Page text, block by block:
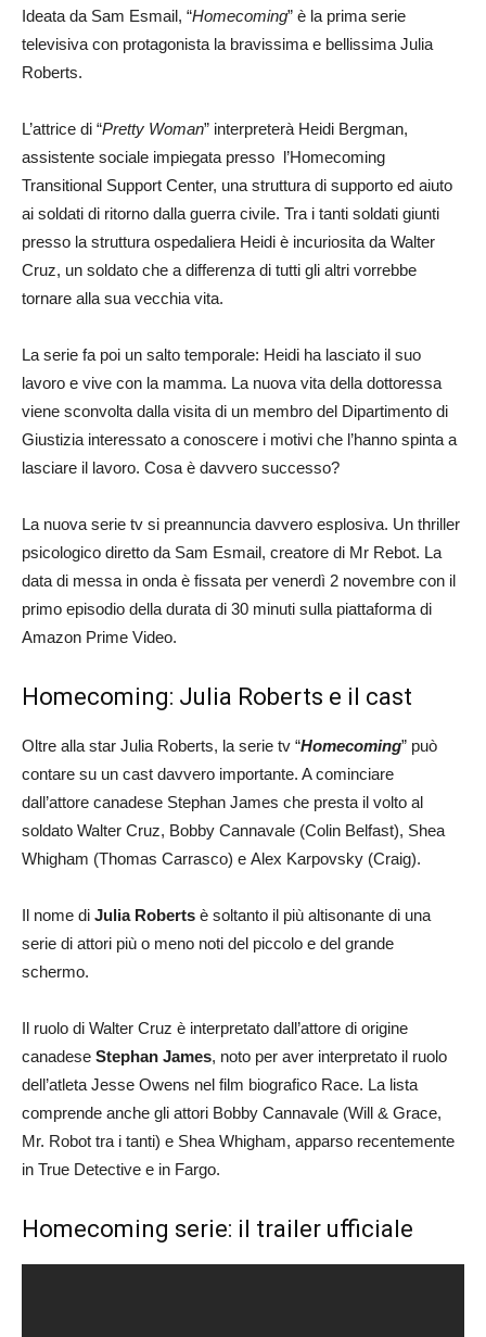
Ideata da Sam Esmail, “Homecoming” è la prima serie
televisiva con protagonista la bravissima e bellissima Julia
Roberts.
L’attrice di “Pretty Woman” interpreterà Heidi Bergman,
assistente sociale impiegata presso l’Homecoming
Transitional Support Center, una struttura di supporto ed aiuto
ai soldati di ritorno dalla guerra civile. Tra i tanti soldati giunti
presso la struttura ospedaliera Heidi è incuriosita da Walter
Cruz, un soldato che a differenza di tutti gli altri vorrebbe
tornare alla sua vecchia vita.
La serie fa poi un salto temporale: Heidi ha lasciato il suo
lavoro e vive con la mamma. La nuova vita della dottoressa
viene sconvolta dalla visita di un membro del Dipartimento di
Giustizia interessato a conoscere i motivi che l’hanno spinta a
lasciare il lavoro. Cosa è davvero successo?
La nuova serie tv si preannuncia davvero esplosiva. Un thriller
psicologico diretto da Sam Esmail, creatore di Mr Rebot. La
data di messa in onda è fissata per venerdì 2 novembre con il
primo episodio della durata di 30 minuti sulla piattaforma di
Amazon Prime Video.
Homecoming: Julia Roberts e il cast
Oltre alla star Julia Roberts, la serie tv “Homecoming” può
contare su un cast davvero importante. A cominciare
dall’attore canadese Stephan James che presta il volto al
soldato Walter Cruz, Bobby Cannavale (Colin Belfast), Shea
Whigham (Thomas Carrasco) e Alex Karpovsky (Craig).
Il nome di Julia Roberts è soltanto il più altisonante di una
serie di attori più o meno noti del piccolo e del grande
schermo.
Il ruolo di Walter Cruz è interpretato dall’attore di origine
canadese Stephan James, noto per aver interpretato il ruolo
dell’atleta Jesse Owens nel film biografico Race. La lista
comprende anche gli attori Bobby Cannavale (Will & Grace,
Mr. Robot tra i tanti) e Shea Whigham, apparso recentemente
in True Detective e in Fargo.
Homecoming serie: il trailer ufficiale